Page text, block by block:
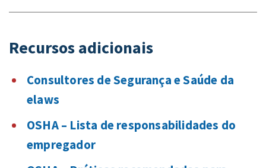
Recursos adicionais
Consultores de Segurança e Saúde da
elaws
OSHA – Lista de responsabilidades do
empregador